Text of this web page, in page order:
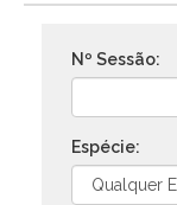
Nº Sessão:
Espécie: